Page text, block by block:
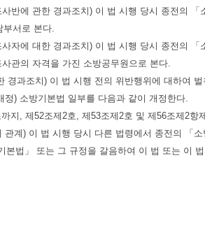
반에 관한 경과조치) 이 법 시행 당시 종전의
서로 본다.
자에 대한 경과조치) 이 법 시행 당시 종전의
관의 자격을 가진 소방공무원으로 본다.
경과조치) 이 법 시행 전의 위반행위에 대하여
정) 소방기본법 일부를 다음과 같이 개정한다.
지, 제52조제2호, 제53조제2호 및 제56조제2항
관계) 이 법 시행 당시 다른 법령에서 종전의 「
본법」 또는 그 규정을 갈음하여 이 법 또는 이